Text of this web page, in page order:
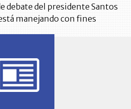
debate del presidente Santos
manejando con fines